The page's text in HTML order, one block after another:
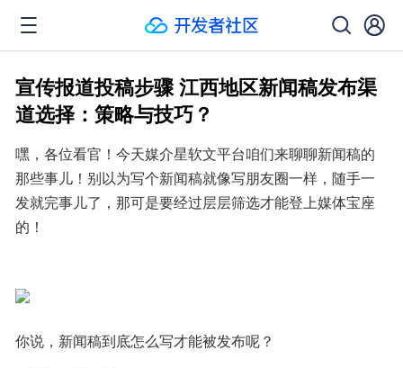
宣传报道投稿步骤 江西地区新闻稿发布渠
道选择：策略与技巧？
嘿，各位看官！今天媒介星软文平台咱们来聊聊新闻稿的
那些事儿！别以为写个新闻稿就像写朋友圈一样，随手一
发就完事儿了，那可是要经过层层筛选才能登上媒体宝座
的！
你说，新闻稿到底怎么写才能被发布呢？